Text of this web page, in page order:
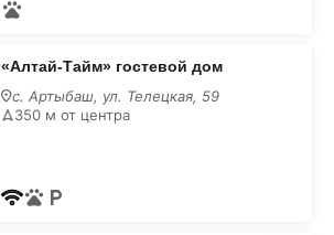
«Алтай-Тайм» гостевой дом
с. Артыбаш, ул. Телецкая, 59
350 м от центра